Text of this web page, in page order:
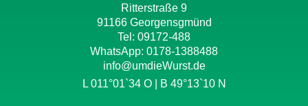
Ritterstraße 9
91166 Georgensgmünd
Tel: 09172-488
WhatsApp: 0178-1388488
info@umdieWurst.de
L 011°01`34 O | B 49°13`10 N